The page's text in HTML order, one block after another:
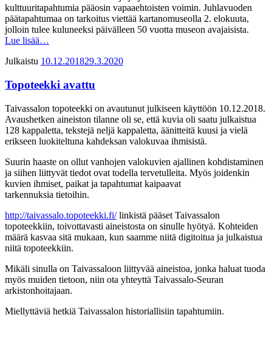
kulttuuritapahtumia pääosin vapaaehtoisten voimin. Juhlavuoden
päätapahtumaa on tarkoitus viettää kartanomuseolla 2. elokuuta,
jolloin tulee kuluneeksi päivälleen 50 vuotta museon avajaisista.
Lue lisää…
Julkaistu 10.12.201829.3.2020
Topoteekki avattu
Taivassalon topoteekki on avautunut julkiseen käyttöön 10.12.2018.
Avaushetken aineiston tilanne oli se, että kuvia oli saatu julkaistua
128 kappaletta, tekstejä neljä kappaletta, äänitteitä kuusi ja vielä
erikseen luokiteltuna kahdeksan valokuvaa ihmisistä.
Suurin haaste on ollut vanhojen valokuvien ajallinen kohdistaminen
ja siihen liittyvät tiedot ovat todella tervetulleita. Myös joidenkin
kuvien ihmiset, paikat ja tapahtumat kaipaavat
tarkennuksia tietoihin.
http://taivassalo.topoteekki.fi/linkistä pääset Taivassalon
topoteekkiin, toivottavasti aineistosta on sinulle hyötyä. Kohteiden
määrä kasvaa sitä mukaan, kun saamme niitä digitoitua ja julkaistua
niitä topoteekkiin.
Mikäli sinulla on Taivassaloon liittyvää aineistoa, jonka haluat tuoda
myös muiden tietoon, niin ota yhteyttä Taivassalo-Seuran
arkistonhoitajaan.
Miellyttäviä hetkiä Taivassalon historiallisiin tapahtumiin.